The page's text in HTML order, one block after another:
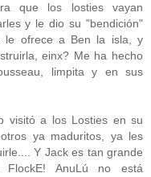
que los losties vayan
y le dio su "bendición"
le ofrece a Ben la isla, y
einx? Me ha hecho
limpita y en sus
visitó a los Losties en su
ya maduritos, ya les
Y Jack es tan grande
FlockE! AnuLú no está